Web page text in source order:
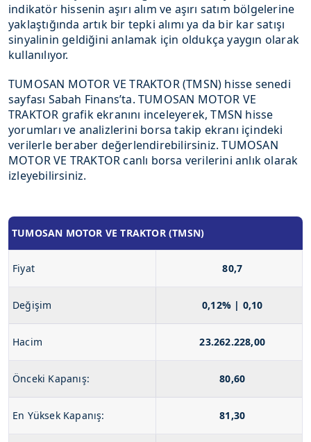
indikatör hissenin aşırı alım ve aşırı satım bölgelerine
yaklaştığında artık bir tepki alımı ya da bir kar satışı
sinyalinin geldiğini anlamak için oldukça yaygın olarak
kullanılıyor.
TUMOSAN MOTOR VE TRAKTOR (TMSN) hisse senedi
sayfası Sabah Finans’ta. TUMOSAN MOTOR VE
TRAKTOR grafik ekranını inceleyerek, TMSN hisse
yorumları ve analizlerini borsa takip ekranı içindeki
verilerle beraber değerlendirebilirsiniz. TUMOSAN
MOTOR VE TRAKTOR canlı borsa verilerini anlık olarak
izleyebilirsiniz.
TUMOSAN MOTOR VE TRAKTOR (TMSN)
Fiyat 80,7
Değişim 0,12% | 0,10
Hacim 23.262.228,00
Önceki Kapanış: 80,60
En Yüksek Kapanış: 81,30